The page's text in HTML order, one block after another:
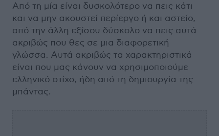
Από τη μία είναι δυσκολότερο να πεις κάτι
και να μην ακουστεί περίεργο ή και αστείο,
από την άλλη εξίσου δύσκολο να πεις αυτά
ακριβώς που θες σε μια διαφορετική
γλώσσα. Αυτά ακριβώς τα χαρακτηριστικά
είναι που μας κάνουν να χρησιμοποιούμε
ελληνικό στίχο, ήδη από τη δημιουργία της
μπάντας.